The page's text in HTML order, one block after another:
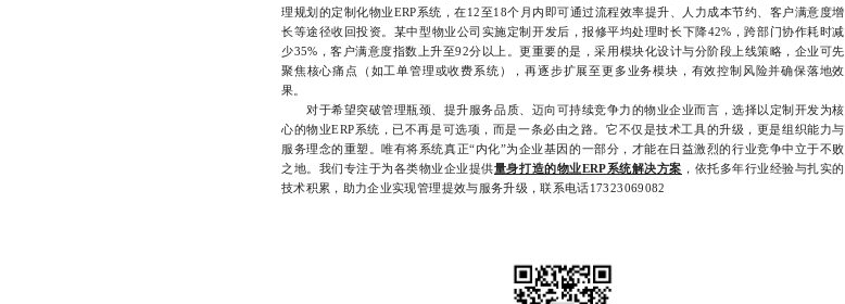
理规划的定制化物业ERP系统，在12至18个月内即可通过流程效率提升、人力成本节约、客户满意度增
长等途径收回投资。某中型物业公司实施定制开发后，报修平均处理时长下降42%，跨部门协作耗时减
少35%，客户满意度指数上升至92分以上。更重要的是，采用模块化设计与分阶段上线策略，企业可先
聚焦核心痛点（如工单管理或收费系统），再逐步扩展至更多业务模块，有效控制风险并确保落地效
果。
对于希望突破管理瓶颈、提升服务品质、迈向可持续竞争力的物业企业而言，选择以定制开发为核
心的物业ERP系统，已不再是可选项，而是一条必由之路。它不仅是技术工具的升级，更是组织能力与
服务理念的重塑。唯有将系统真正“内化”为企业基因的一部分，才能在日益激烈的行业竞争中立于不败
之地。我们专注于为各类物业企业提供量身打造的物业ERP系统解决方案 ，依托多年行业经验与扎实的
技术积累，助力企业实现管理提效与服务升级，联系电话17323069082